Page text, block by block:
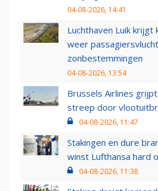
04-08-2026, 14:41
Luchthaven Luik
weer
zonbestemmingen
04-08-2026, 13:54
Brussels Airlines
streep door
04-08-2026, 11:47
Stakingen en dure
winst Lufthansa hard
04-08-2026, 11:38